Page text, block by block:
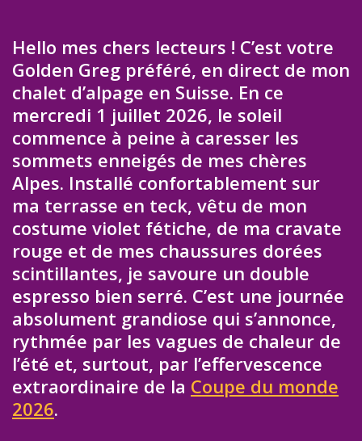
Hello mes chers lecteurs ! C’est votre
Golden Greg préféré, en direct de mon
chalet d’alpage en Suisse. En ce
mercredi 1 juillet 2026, le soleil
commence à peine à caresser les
sommets enneigés de mes chères
Alpes. Installé confortablement sur
ma terrasse en teck, vêtu de mon
costume violet fétiche, de ma cravate
rouge et de mes chaussures dorées
scintillantes, je savoure un double
espresso bien serré. C’est une journée
absolument grandiose qui s’annonce,
rythmée par les vagues de chaleur de
l’été et, surtout, par l’effervescence
extraordinaire de la Coupe du monde
2026.